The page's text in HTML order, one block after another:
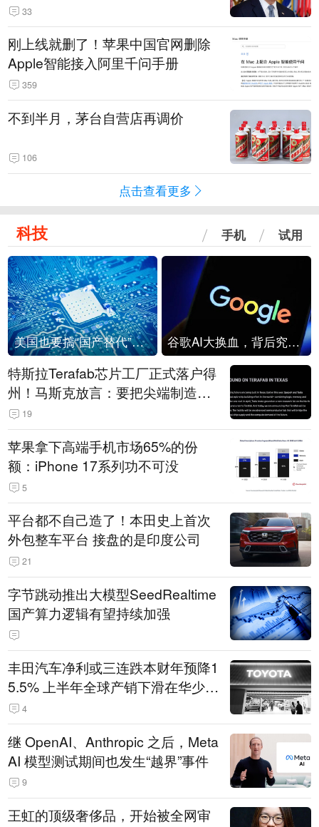
33
刚上线就删了！苹果中国官网删除
Apple智能接入阿里千问手册
359
不到半月，茅台自营店再调价
106
点击查看更多
科技 手机 试用
美国也要搞“国产替代”？先算清三笔账 谷歌AI大换血，背后究竟发生了什么？
特斯拉Terafab芯片工厂正式落户得
州！马斯克放言：要把尖端制造带
回美国
19
苹果拿下高端手机市场65%的份
额：iPhone 17系列功不可没
5
平台都不自己造了！本田史上首次
外包整车平台 接盘的是印度公司
21
字节跳动推出大模型SeedRealtime
国产算力逻辑有望持续加强
丰田汽车净利或三连跌本财年预降1
5.5% 上半年全球产销下滑在华少卖
14.3万辆
4
继 OpenAI、Anthropic 之后，Meta
AI 模型测试期间也发生“越界”事件
9
王虹的顶级奢侈品，开始被全网审